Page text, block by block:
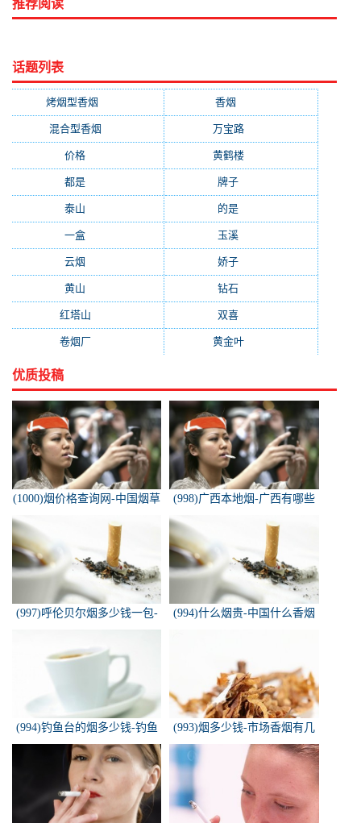
推荐阅读
话题列表
烤烟型香烟 香烟
混合型香烟 万宝路(331)
价格 黄鹤楼(315)
都是 牌子
泰山 的是
一盒 玉溪
云烟 娇子
黄山 钻石
红塔山 双喜
卷烟厂(154) 黄金叶(151)
优质投稿
(1000)烟价格查询网-中国烟草
(998)广西本地烟-广西有哪些
(997)呼伦贝尔烟多少钱一包-
白色的呼伦贝尔香烟多少钱一
(994)什么烟贵-中国什么香烟
(994)钓鱼台的烟多少钱-钓鱼
台香烟价格有哪几种规格？
(993)烟多少钱-市场香烟有几
种 各多少钱一包